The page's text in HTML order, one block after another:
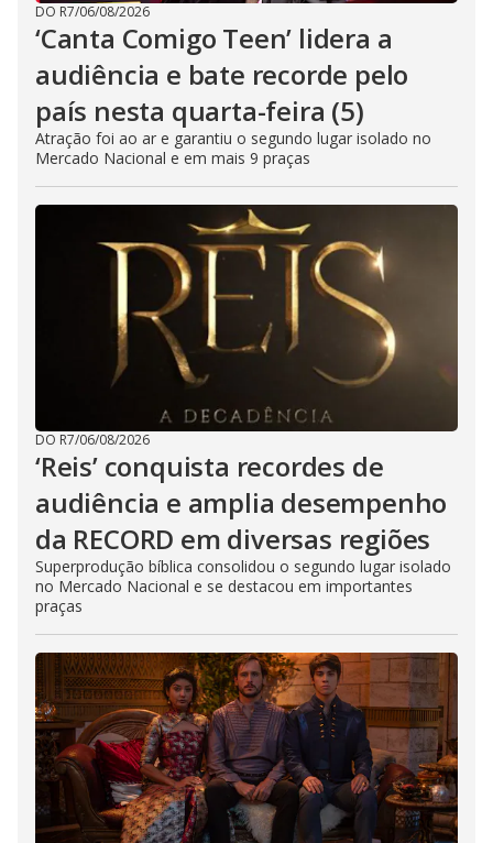
DO R7/06/08/2026
‘Canta Comigo Teen’ lidera a
audiência e bate recorde pelo
país nesta quarta-feira (5)
Atração foi ao ar e garantiu o segundo lugar isolado no
Mercado Nacional e em mais 9 praças
DO R7/06/08/2026
‘Reis’ conquista recordes de
audiência e amplia desempenho
da RECORD em diversas regiões
Superprodução bíblica consolidou o segundo lugar isolado
no Mercado Nacional e se destacou em importantes
praças